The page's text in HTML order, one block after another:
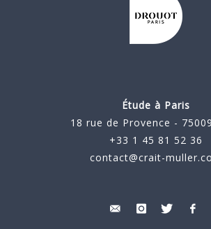
Étude à Paris
18 rue de Provence -
+33 1 45 81 52 36
contact@crait-